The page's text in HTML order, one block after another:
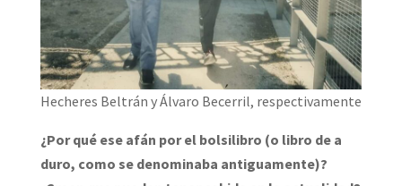
Hecheres Beltrán y Álvaro Becerril, respectivamente
¿Por qué ese afán por el bolsilibro (o libro de a
duro, como se denominaba antiguamente)?